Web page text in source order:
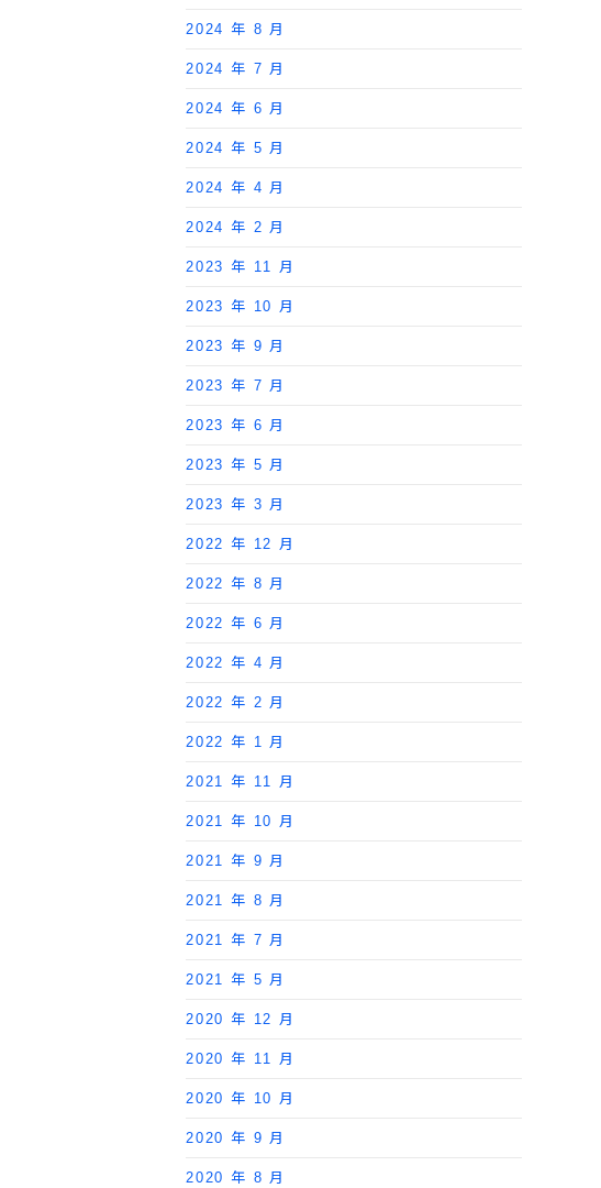
2024 年 8 月
2024 年 7 月
2024 年 6 月
2024 年 5 月
2024 年 4 月
2024 年 2 月
2023 年 11 月
2023 年 10 月
2023 年 9 月
2023 年 7 月
2023 年 6 月
2023 年 5 月
2023 年 3 月
2022 年 12 月
2022 年 8 月
2022 年 6 月
2022 年 4 月
2022 年 2 月
2022 年 1 月
2021 年 11 月
2021 年 10 月
2021 年 9 月
2021 年 8 月
2021 年 7 月
2021 年 5 月
2020 年 12 月
2020 年 11 月
2020 年 10 月
2020 年 9 月
2020 年 8 月